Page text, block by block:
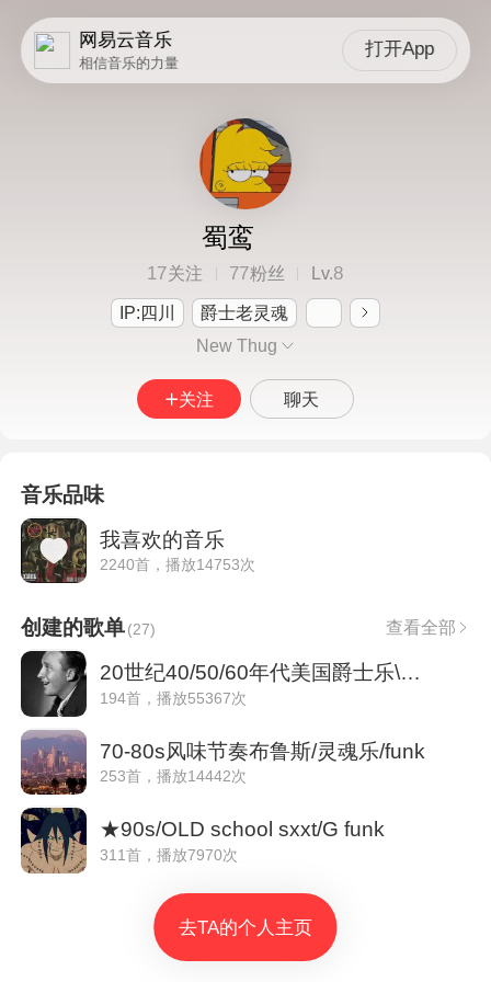
网易云音乐
相信音乐的力量
打开App
蜀鸾
17关注 77粉丝 Lv.8
IP:四川
爵士老灵魂
New Thug
关注 聊天
音乐品味
我喜欢的音乐
2240首，播放14753次
创建的歌单(27) 查看全部
20世纪40/50/60年代美国爵士乐\蓝调
194首，播放55367次
70-80s风味节奏布鲁斯/灵魂乐/funk
253首，播放14442次
★90s/OLD school sxxt/G funk
311首，播放7970次
去TA的个人主页